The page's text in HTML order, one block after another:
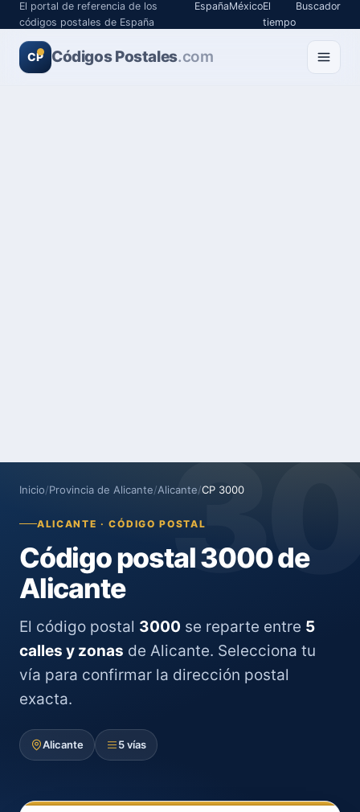
El portal de referencia de los
códigos postales de España
EspañaMéxicoEl
tiempo
Buscador
CP Códigos Postales.com
Inicio/Provincia de Alicante/Alicante/CP 3000
ALICANTE · CÓDIGO POSTAL
Código postal 3000 de
Alicante
El código postal 3000 se reparte entre 5
calles y zonas de Alicante. Selecciona tu
vía para confirmar la dirección postal
exacta.
Alicante 5 vías